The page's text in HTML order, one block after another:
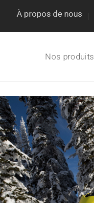
À propos de nous
Nos produits